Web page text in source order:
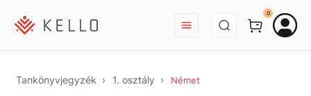
BEJELENTKEZÉS
0
Tankönyvjegyzék 1. osztály Német